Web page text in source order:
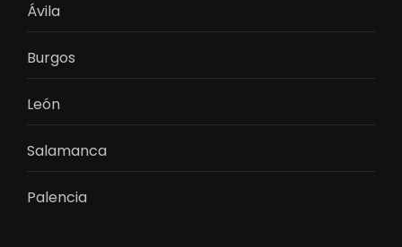
Ávila
Burgos
León
Salamanca
Palencia